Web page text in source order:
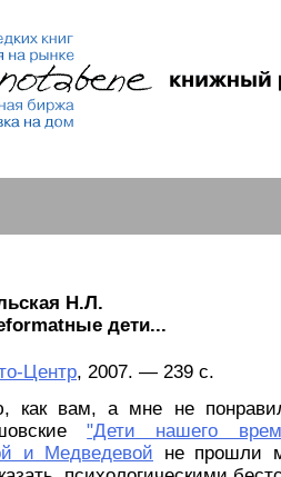
Н.Л.
дети...
Центр, 2007. — 239 с.
как вам, а мне не
"Дети нашего
и Медведевой не прошли